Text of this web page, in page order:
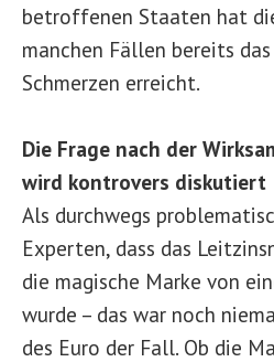
betroffenen Staaten hat
manchen Fällen bereits
Schmerzen erreicht.
Die Frage nach der
wird kontrovers diskutiert
Als durchwegs
Experten, dass das
die magische Marke von
wurde – das war noch
des Euro der Fall. Ob die